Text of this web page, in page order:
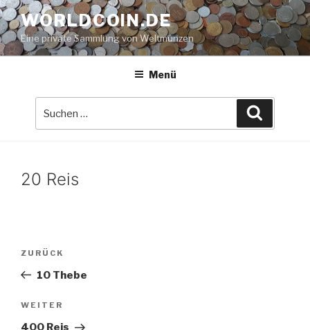
Zum
Inhalt
springen
WORLDCOIN.DE
Eine private Sammlung von Weltmünzen
Menü
20 Reis
Beitrags-
Vorheriger
Beitrag
ZURÜCK
10 Thebe
Nächster
Beitrag
WEITER
400 Reis